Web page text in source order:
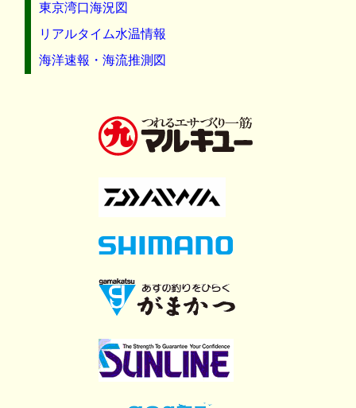
東京湾口海況図
リアルタイム水温情報
海洋速報・海流推測図